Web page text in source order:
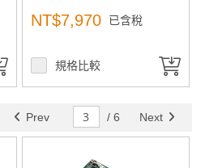
邊緣運算、醫療影像應用
NT$7,970 已含稅
規格比較
Prev / 6 Next